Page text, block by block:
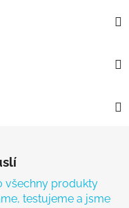
všechny produkty
testujeme a jsme